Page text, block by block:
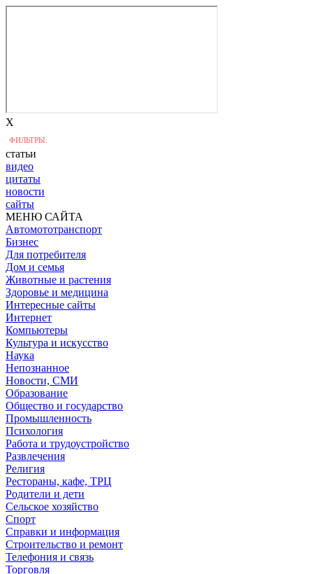
X
ФИЛЬТРЫ:
статьи
видео
цитаты
новости
сайты
МЕНЮ САЙТА
Автомототранспорт
Бизнес
Для потребителя
Дом и семья
Животные и растения
Здоровье и медицина
Интересные сайты
Интернет
Компьютеры
Культура и искусство
Наука
Непознанное
Новости, СМИ
Образование
Общество и государство
Промышленность
Психология
Работа и трудоустройство
Развлечения
Религия
Рестораны, кафе, ТРЦ
Родители и дети
Сельское хозяйство
Спорт
Справки и информация
Строительство и ремонт
Телефония и связь
Торговля